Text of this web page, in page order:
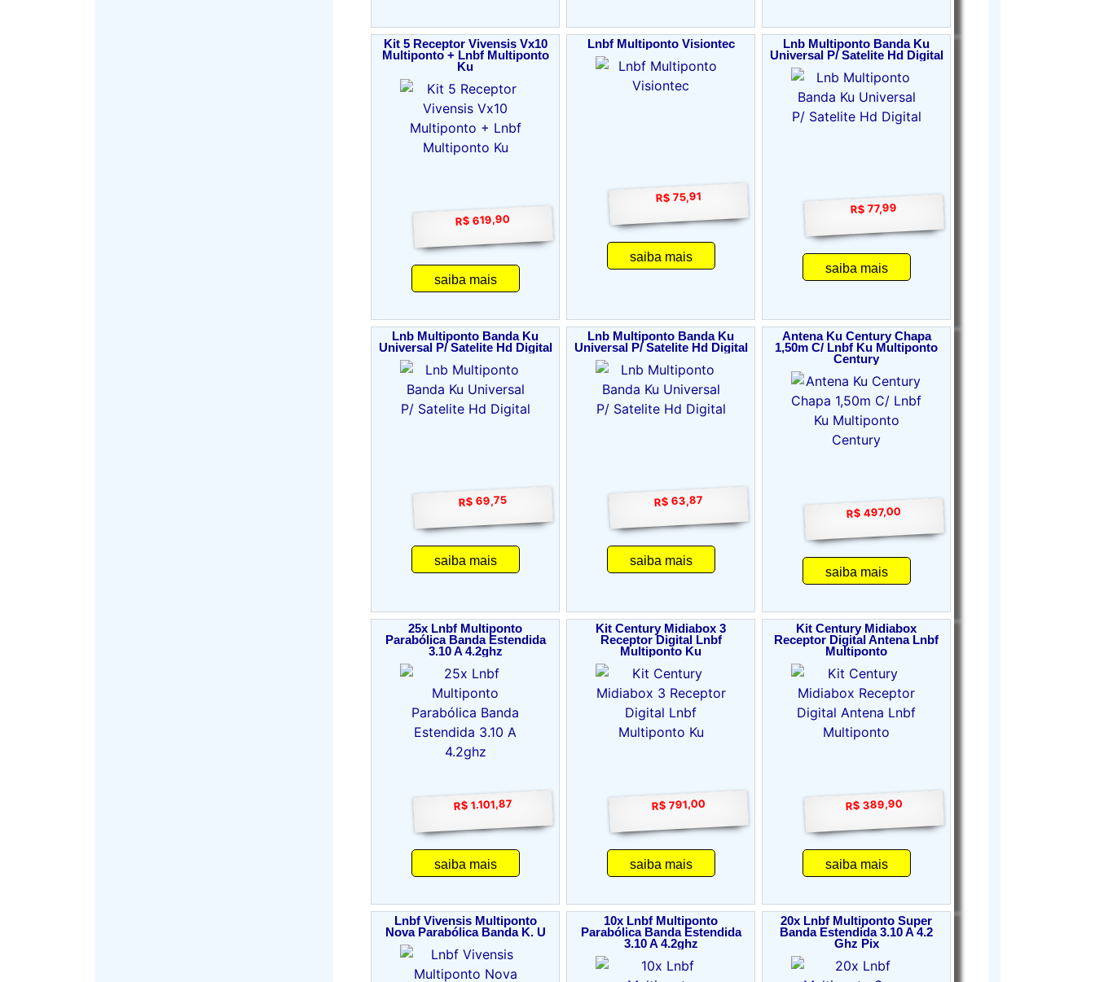
Kit 5 Receptor Vivensis Vx10
Multiponto + Lnbf Multiponto
Ku
R$ 619,90
saiba mais
Lnbf Multiponto Visiontec
R$ 75,91
saiba mais
Lnb Multiponto Banda Ku
Universal P/ Satelite Hd Digital
R$ 77,99
saiba mais
Lnb Multiponto Banda Ku
Universal P/ Satelite Hd Digital
R$ 69,75
saiba mais
Lnb Multiponto Banda Ku
Universal P/ Satelite Hd Digital
R$ 63,87
saiba mais
Antena Ku Century Chapa
1,50m C/ Lnbf Ku Multiponto
Century
R$ 497,00
saiba mais
25x Lnbf Multiponto
Parabólica Banda Estendida
3.10 A 4.2ghz
R$ 1.101,87
saiba mais
Kit Century Midiabox 3
Receptor Digital Lnbf
Multiponto Ku
R$ 791,00
saiba mais
Kit Century Midiabox
Receptor Digital Antena Lnbf
Multiponto
R$ 389,90
saiba mais
Lnbf Vivensis Multiponto
Nova Parabólica Banda K. U
10x Lnbf Multiponto
Parabólica Banda Estendida
3.10 A 4.2ghz
20x Lnbf Multiponto Super
Banda Estendida 3.10 A 4.2
Ghz Pix